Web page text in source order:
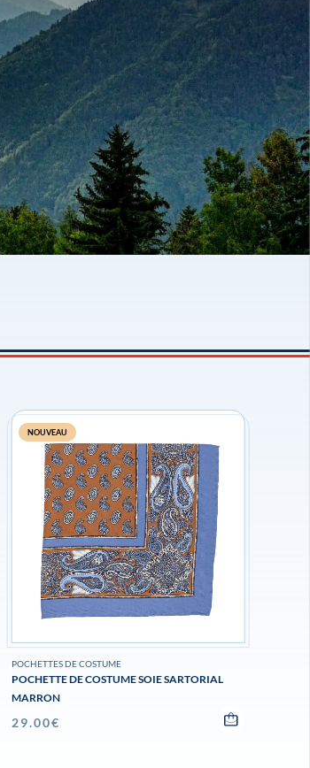
NOUVEAU
POCHETTES DE COSTUME
POCHETTE DE COSTUME SOIE SARTORIAL
MARRON
29.00€